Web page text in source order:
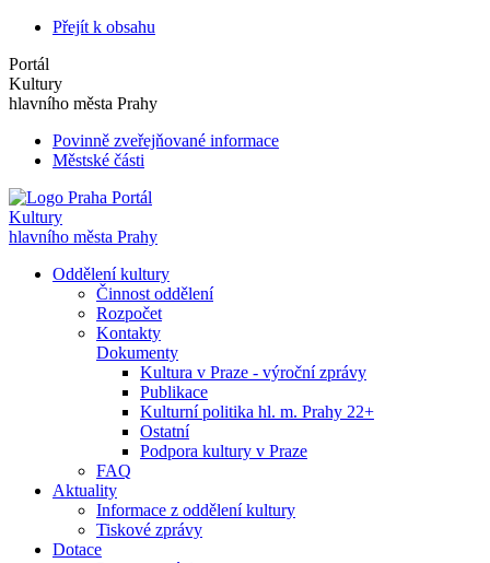
Přejít k obsahu
Portál
Kultury
hlavního města Prahy
Povinně zveřejňované informace
Městské části
Portál
Kultury
hlavního města Prahy
Oddělení kultury
Činnost oddělení
Rozpočet
Kontakty
Dokumenty
Kultura v Praze - výroční zprávy
Publikace
Kulturní politika hl. m. Prahy 22+
Ostatní
Podpora kultury v Praze
FAQ
Aktuality
Informace z oddělení kultury
Tiskové zprávy
Dotace